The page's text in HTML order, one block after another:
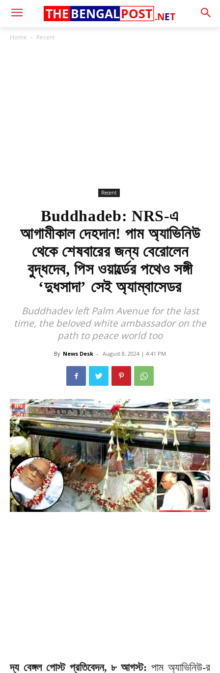
.NET
THE BENGALPOST
Home Recent
Recent
Buddhadeb: NRS-এ
আগামীকাল দেহদান! পাম অ্যাভিনিউ
থেকে শেষবারের জন্য বেরোলেন
বুদ্ধদেব, পিস ওয়ার্ল্ডের পথেও সঙ্গী
‘দুধসাদা’ সেই অ্যাম্বাসেডর
Buddhadev left Palm Avenue for the last
time, the beloved white ambassador on the
path to peace world too
By News Desk - August 8, 2024 | 4:41 PM
দ্য বেঙ্গল পোস্ট প্রতিবেদন, ৮ আগস্ট: পাম অ্যাভিনিউ-র